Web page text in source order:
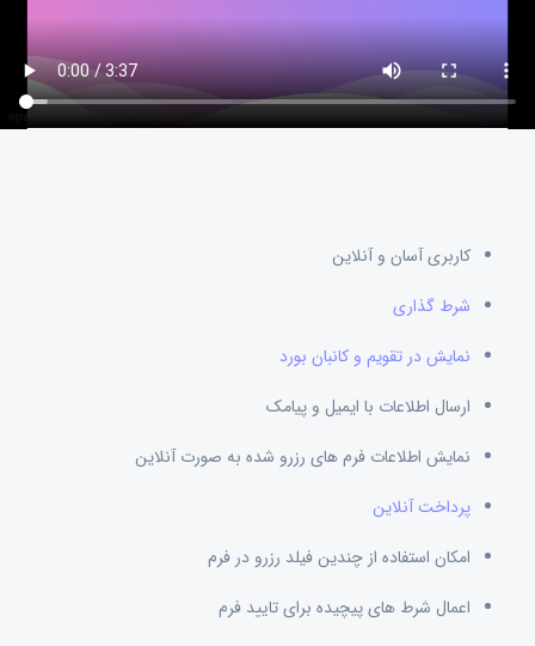
کاربری آسان و آنلاین
شرط گذاری
نمایش در تقویم و کانبان بورد
ارسال اطلاعات با ایمیل و پیامک
نمایش اطلاعات فرم های رزرو شده به صورت آنلاین
پرداخت آنلاین
امکان استفاده از چندین فیلد رزرو در فرم
اعمال شرط های پیچیده برای تایید فرم